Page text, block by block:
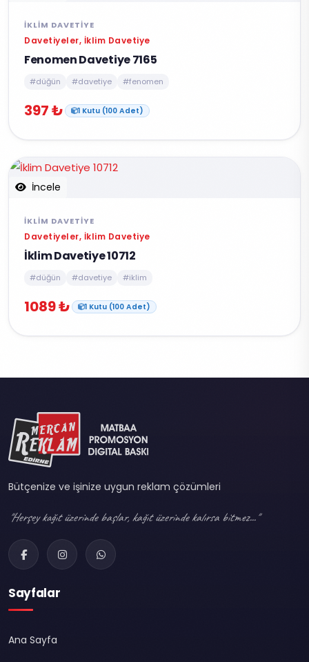
İKLIM DAVETIYE
Davetiyeler, İklim Davetiye
Fenomen Davetiye 7165
#düğün #davetiye #fenomen
397 ₺ 1 Kutu (100 Adet)
İncele
İKLIM DAVETIYE
Davetiyeler, İklim Davetiye
İklim Davetiye 10712
#düğün #davetiye #iklim
1089 ₺ 1 Kutu (100 Adet)
Bütçenize ve işinize uygun reklam çözümleri
"Herşey kağıt üzerinde başlar, kağıt üzerinde kalırsa bitmez..."
Sayfalar
Ana Sayfa